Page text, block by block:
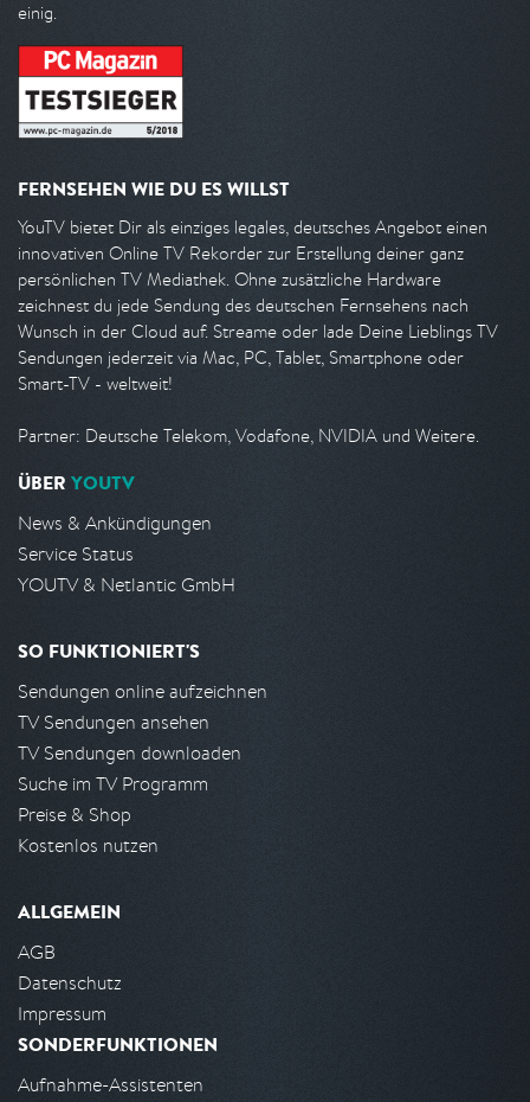
einig.
FERNSEHEN WIE DU ES WILLST
YouTV bietet Dir als einziges legales, deutsches Angebot einen
innovativen Online TV Rekorder zur Erstellung deiner ganz
persönlichen TV Mediathek. Ohne zusätzliche Hardware
zeichnest du jede Sendung des deutschen Fernsehens nach
Wunsch in der Cloud auf. Streame oder lade Deine Lieblings TV
Sendungen jederzeit via Mac, PC, Tablet, Smartphone oder
Smart-TV - weltweit!
Partner: Deutsche Telekom, Vodafone, NVIDIA und Weitere.
ÜBER YOUTV
News & Ankündigungen
Service Status
YOUTV & Netlantic GmbH
SO FUNKTIONIERT'S
Sendungen online aufzeichnen
TV Sendungen ansehen
TV Sendungen downloaden
Suche im TV Programm
Preise & Shop
Kostenlos nutzen
ALLGEMEIN
AGB
Datenschutz
Impressum
SONDERFUNKTIONEN
Aufnahme-Assistenten